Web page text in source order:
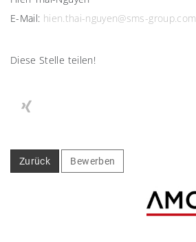
E-Mail: hien.thai-nguyen@sms-group.com
Diese Stelle teilen!
Zurück Bewerben